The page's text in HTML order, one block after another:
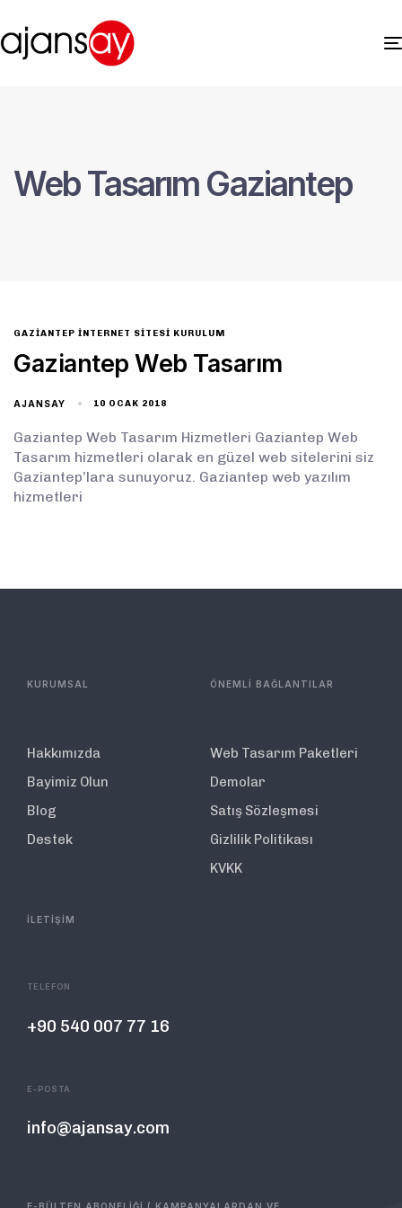
Web Tasarım Gaziantep
GAZIANTEP İNTERNET SITESI KURULUM
Gaziantep Web Tasarım
AJANSAY 10 OCAK 2018
Gaziantep Web Tasarım Hizmetleri Gaziantep Web
Tasarım hizmetleri olarak en güzel web sitelerini siz
Gaziantep’lara sunuyoruz. Gaziantep web yazılım
hizmetleri
KURUMSAL
Hakkımızda
Bayimiz Olun
Blog
Destek
ÖNEMLİ BAĞLANTILAR
Web Tasarım Paketleri
Demolar
Satış Sözleşmesi
Gizlilik Politikası
KVKK
İLETİŞİM
TELEFON
+90 540 007 77 16
E-POSTA
info@ajansay.com